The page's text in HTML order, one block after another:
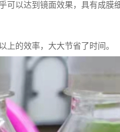
以达到镜面效果，具有成膜
上的效率，大大节省了时间。